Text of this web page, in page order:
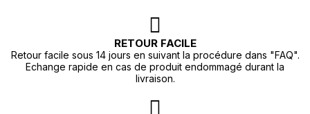
RETOUR FACILE
Retour facile sous 14 jours en suivant la procédure dans "FAQ".
Echange rapide en cas de produit endommagé durant la
livraison.